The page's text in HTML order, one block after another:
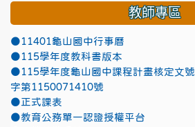
教師專區
●11401龜山國中行事曆
●115學年度教科書版本
●115學年度龜山國中課程計畫核定文
字第1150071410號
●正式課表
●教育公務單一認證授權平台